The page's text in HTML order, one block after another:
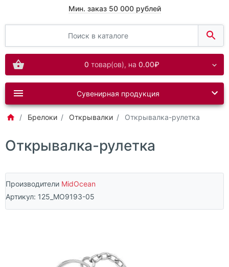
Мин. заказ 50 000 рублей
0 товар(ов), на 0.00₽
Сувенирная продукция
Брелоки Открывалки Открывалка-рулетка
Открывалка-рулетка
Производители MidOcean
Артикул: 125_MO9193-05